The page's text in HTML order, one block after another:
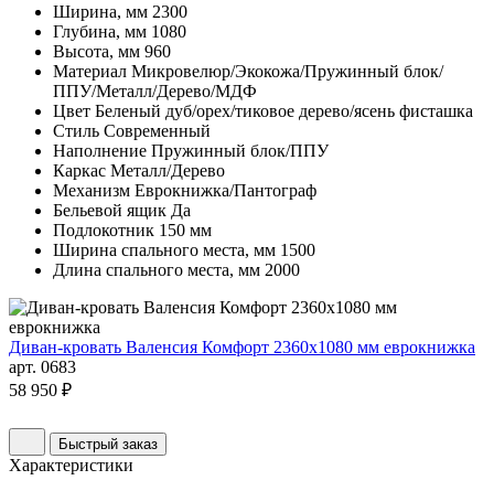
Ширина, мм 2300
Глубина, мм 1080
Высота, мм 960
Материал Микровелюр/Экокожа/Пружинный блок/
ППУ/Металл/Дерево/МДФ
Цвет Беленый дуб/орех/тиковое дерево/ясень фисташка
Стиль Современный
Наполнение Пружинный блок/ППУ
Каркас Металл/Дерево
Механизм Еврокнижка/Пантограф
Бельевой ящик Да
Подлокотник 150 мм
Ширина спального места, мм 1500
Длина спального места, мм 2000
Диван-кровать Валенсия Комфорт 2360х1080 мм еврокнижка
арт. 0683
58 950 ₽
Быстрый заказ
Характеристики